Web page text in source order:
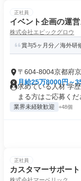
正社員
イベント企画の運
株式会社エピックグロウ
賞与5ヶ月分／海外研
〒604-8004京都府
月給25万8000円～
求めている人材 学
まる⽅はご応募くだ
業界未経験歓迎 +48個
正社員
カスタマーサポート